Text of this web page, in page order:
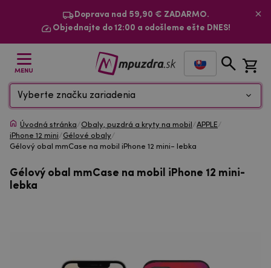
Doprava nad 59,90 € ZADARMO.
Objednajte do 12:00 a odošleme ešte DNES!
MENU
Vyberte značku zariadenia
Úvodná stránka/Obaly, puzdrá a kryty na mobil /APPLE/
iPhone 12 mini/Gélové obaly/
Gélový obal mmCase na mobil iPhone 12 mini- lebka
Gélový obal mmCase na mobil iPhone 12 mini-
lebka